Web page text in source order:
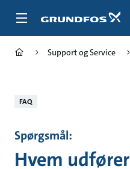
Support og Service
FAQ
Spørgsmål:
Hvem udfører